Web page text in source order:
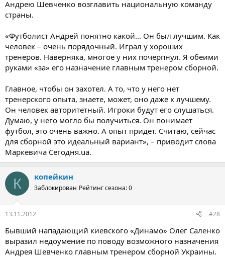
Андрею Шевченко возглавить национальную команду
страны.
«Футболист Андрей понятно какой... Он был лучшим. Как
человек – очень порядочный. Играл у хороших
тренеров. Наверняка, многое у них почерпнул. Я обеими
руками «за» его назначение главным тренером сборной.
Главное, чтобы он захотел. А то, что у него нет
тренерского опыта, знаете, может, оно даже к лучшему.
Он человек авторитетный. Игроки будут его слушаться.
Думаю, у него могло бы получиться. Он понимает
футбол, это очень важно. А опыт придет. Считаю, сейчас
для сборной это идеальный вариант», – приводит слова
Маркевича Сегодня.ua.
К копейкин
Заблокирован Рейтинг сезона: 0
13.11.2012 #28
Бывший нападающий киевского «Динамо» Олег Саленко
выразил недоумение по поводу возможного назначения
Андрея Шевченко главным тренером сборной Украины.